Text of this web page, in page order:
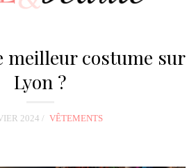
meilleur costume sur
Lyon ?
2024 VÊTEMENTS